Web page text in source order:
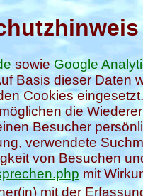
sowie Google
Basis dieser
Cookies
die
Besucher
verwendete
von Besuchen
mit
mit der